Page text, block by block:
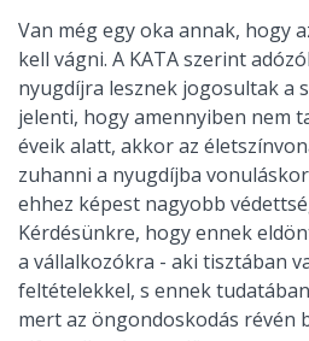
Van még egy oka annak, hogy
kell vágni. A KATA szerint
nyugdíjra lesznek jogosultak a
jelenti, hogy amennyiben nem
éveik alatt, akkor az
zuhanni a nyugdíjba
ehhez képest nagyobb
Kérdésünkre, hogy ennek
a vállalkozókra - aki tisztában
feltételekkel, s ennek
mert az öngondoskodás révén